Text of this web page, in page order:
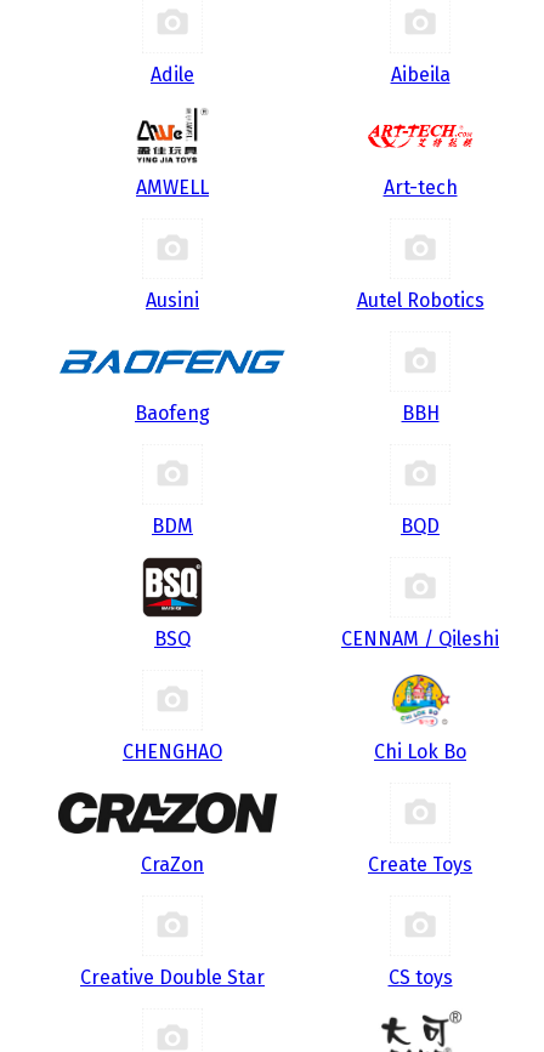
Adile Aibeila
AMWELL Art-tech
Ausini Autel Robotics
Baofeng BBH
BDM BQD
BSQ CENNAM / Qileshi
CHENGHAO Chi Lok Bo
CraZon Create Toys
Creative Double Star CS toys